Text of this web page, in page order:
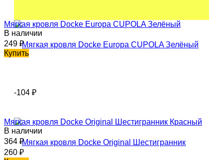
Мягкая кровля Docke Europa СUPOLA Зелёный
В наличии
249 ₽
Купить
-104 ₽
Мягкая кровля Docke Original Шестигранник Красный
В наличии
364 ₽
260 ₽